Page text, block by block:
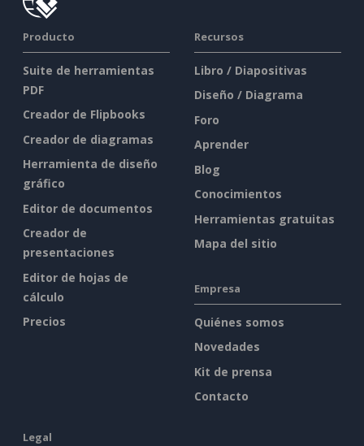
Producto
Suite de herramientas
PDF
Creador de Flipbooks
Creador de diagramas
Herramienta de diseño
gráfico
Editor de documentos
Creador de
presentaciones
Editor de hojas de
cálculo
Precios
Recursos
Libro / Diapositivas
Diseño / Diagrama
Foro
Aprender
Blog
Conocimientos
Herramientas gratuitas
Mapa del sitio
Empresa
Quiénes somos
Novedades
Kit de prensa
Contacto
Legal